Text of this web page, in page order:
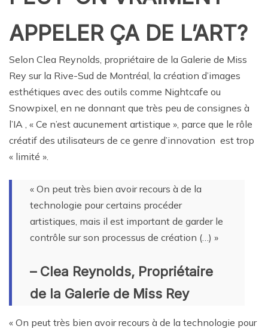
APPELER ÇA DE L’ART?
Selon Clea Reynolds, propriétaire de la Galerie de Miss
Rey sur la Rive-Sud de Montréal, la création d’images
esthétiques avec des outils comme Nightcafe ou
Snowpixel, en ne donnant que très peu de consignes à
l’IA , « Ce n’est aucunement artistique », parce que le rôle
créatif des utilisateurs de ce genre d’innovation est trop
« limité ».
« On peut très bien avoir recours à de la
technologie pour certains procéder
artistiques, mais il est important de garder le
contrôle sur son processus de création (…) »
– Clea Reynolds, Propriétaire
de la Galerie de Miss Rey
« On peut très bien avoir recours à de la technologie pour